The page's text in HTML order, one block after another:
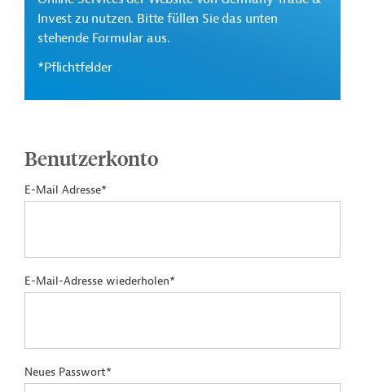
Invest zu nutzen. Bitte füllen Sie das unten
stehende Formular aus.
*Pflichtfelder
Benutzerkonto
E-Mail Adresse*
E-Mail-Adresse wiederholen*
Neues Passwort*